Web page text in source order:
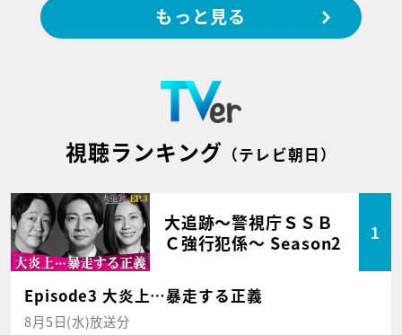
もっと見る
視聴ランキング （テレビ朝日）
大追跡～警視庁ＳＳＢ
Ｃ強行犯係～ Season2
1
Episode3 大炎上…暴走する正義
8月5日(水)放送分